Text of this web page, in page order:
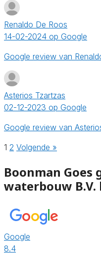
Renaldo De Roos
14-02-2024 op Google
Google review van
Asterios Tzartzas
02-12-2023 op Google
Google review van
1 2 Volgende »
Boonman Goes
waterbouw
Google
8.4